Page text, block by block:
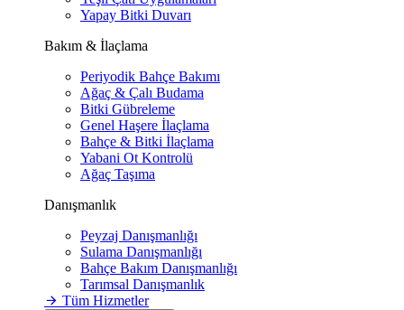
Yapay Bitki Duvarı
Bakım & İlaçlama
Periyodik Bahçe Bakımı
Ağaç & Çalı Budama
Bitki Gübreleme
Genel Haşere İlaçlama
Bahçe & Bitki İlaçlama
Yabani Ot Kontrolü
Ağaç Taşıma
Danışmanlık
Peyzaj Danışmanlığı
Sulama Danışmanlığı
Bahçe Bakım Danışmanlığı
Tarımsal Danışmanlık
Tüm Hizmetler